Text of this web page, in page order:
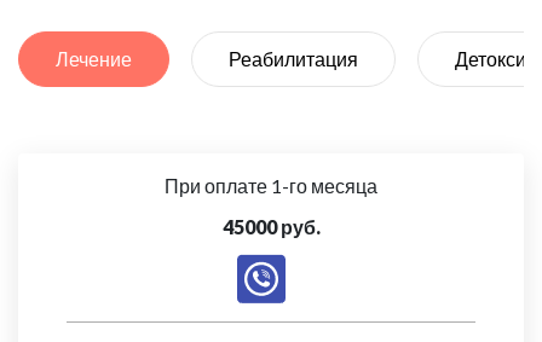
Лечение Реабилитация
При оплате 1-го месяца
45000 руб.